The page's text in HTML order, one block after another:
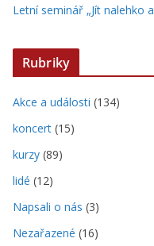
Letní seminář „Jít nalehko
Rubriky
Akce a události (134)
koncert (15)
kurzy (89)
lidé (12)
Napsali o nás (3)
Nezařazené (16)